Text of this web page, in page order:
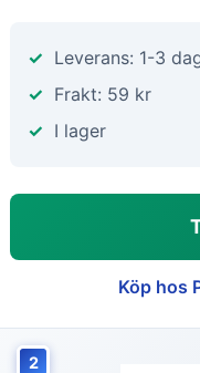
Leverans: 1-3
Frakt: 59 kr
I lager
Köp hos
2